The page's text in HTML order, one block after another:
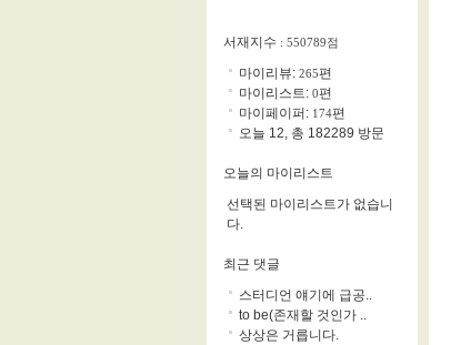
서재지수 : 550789점
마이리뷰: 265편
마이리스트: 0편
마이페이퍼: 174편
오늘 12, 총 182289 방문
오늘의 마이리스트
선택된 마이리스트가 없습니
다.
최근 댓글
스터디언 얘기에 급공..
to be(존재할 것인가 ..
상상은 거릅니다.